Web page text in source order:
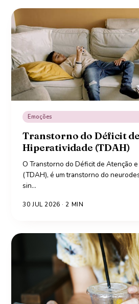
Emoções
Transtorno do Déficit
Hiperatividade (TDAH)
O Transtorno do Déficit de Atenção
(TDAH), é um transtorno do
sin…
30 JUL 2026 · 2 MIN